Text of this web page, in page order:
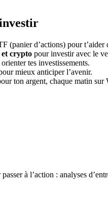
(panier d’actions) pour t’aider
et crypto pour investir avec le
tes investissements.
mieux anticiper l’avenir.
ton argent, chaque matin sur
à l’action : analyses